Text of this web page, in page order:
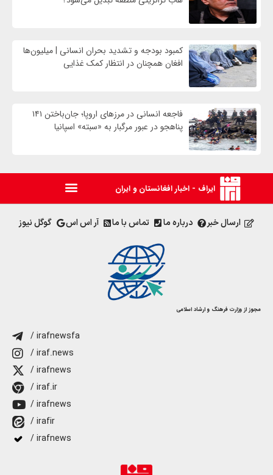
کمبود بودجه و تشدید بحران انسانی | میلیون‌ها
افغان همچنان در انتظار کمک غذایی
فاجعه انسانی در مرزهای اروپا؛ جان‌باختن ۱۴۱
پناهجو در عبور مرگبار به «سبته» اسپانیا
ایراف - اخبار افغانستان و ایران
ارسال خبر درباره ما تماس با ما آر اس اس گوگل نیوز
مجوز از وزارت فرهنگ و ارشاد اسلامی
/ irafnewsfa
/ iraf.news
/ irafnews
/ iraf.ir
/ irafnews
/ irafir
/ irafnews